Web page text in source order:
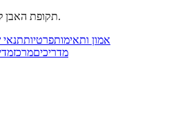
תקופת האבן לא מאחורינו – היא רק מתחילה.
אמון ותאימותפרטיות
מדריכיםמרכז